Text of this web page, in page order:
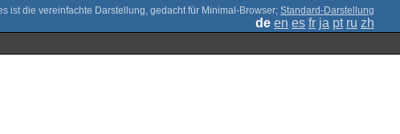
; Standard-Darstellung
de en es fr ja pt ru zh